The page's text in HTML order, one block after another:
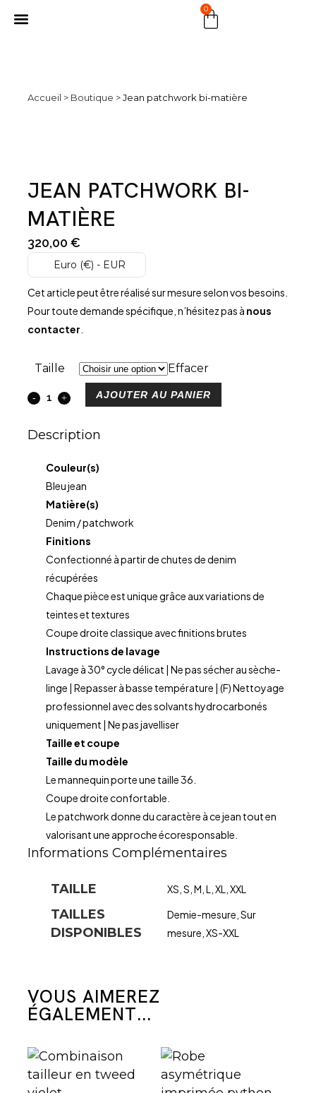
0
Accueil > Boutique >Jean patchwork bi-matière
JEAN PATCHWORK BI-
MATIÈRE
320,00 €
Euro (€) - EUR
Cet article peut être réalisé sur mesure selon vos besoins.
Pour toute demande spécifique, n’hésitez pas à nous
contacter
Taille Effacer
AJOUTER AU PANIER
Description
Couleur(s)
Bleu jean
Matière(s)
Denim / patchwork
Finitions
Confectionné à partir de chutes de denim
récupérées
Chaque pièce est unique grâce aux variations de
teintes et textures
Coupe droite classique avec finitions brutes
Instructions de lavage
Lavage à 30° cycle délicat | Ne pas sécher au sèche-
linge | Repasser à basse température | (F) Nettoyage
professionnel avec des solvants hydrocarbonés
uniquement | Ne pas javelliser
Taille et coupe
Taille du modèle
Le mannequin porte une taille 36.
Coupe droite confortable.
Le patchwork donne du caractère à ce jean tout en
valorisant une approche écoresponsable.
Informations Complémentaires
TAILLE XS, S, M, L, XL, XXL
TAILLES
DISPONIBLES
Demie-mesure, Sur
mesure, XS-XXL
VOUS AIMEREZ
ÉGALEMENT...